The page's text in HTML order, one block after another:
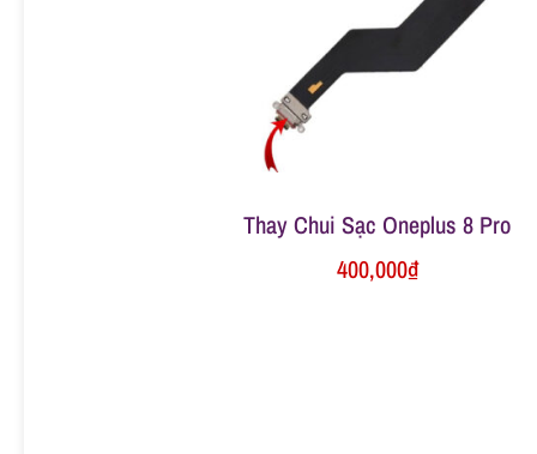
Thay Chui Sạc Oneplus 8 Pro
400,000₫